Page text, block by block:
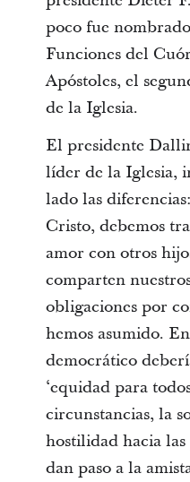
poco fue
Funciones del
Apóstoles, el
de la Iglesia.
El presidente
líder de la Iglesia,
lado las
Cristo, debemos
amor con otros
comparten
obligaciones por
hemos asumido.
democrático
‘equidad para
circunstancias, la
hostilidad hacia las
dan paso a la